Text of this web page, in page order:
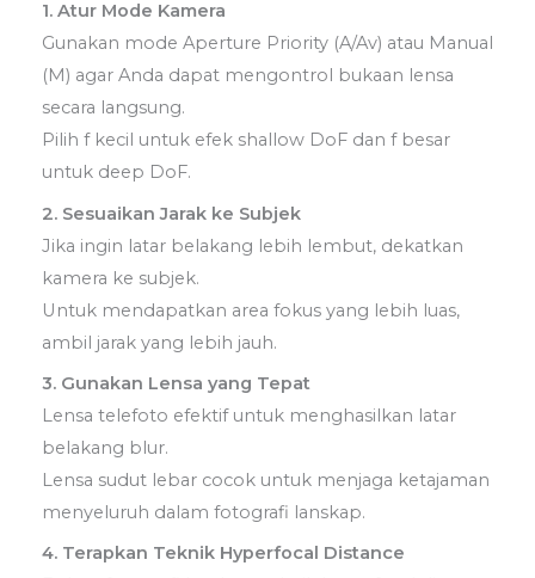
1. Atur Mode Kamera
Gunakan mode Aperture Priority (A/Av) atau Manual
(M) agar Anda dapat mengontrol bukaan lensa
secara langsung.
Pilih f kecil untuk efek shallow DoF dan f besar
untuk deep DoF.
2. Sesuaikan Jarak ke Subjek
Jika ingin latar belakang lebih lembut, dekatkan
kamera ke subjek.
Untuk mendapatkan area fokus yang lebih luas,
ambil jarak yang lebih jauh.
3. Gunakan Lensa yang Tepat
Lensa telefoto efektif untuk menghasilkan latar
belakang blur.
Lensa sudut lebar cocok untuk menjaga ketajaman
menyeluruh dalam fotografi lanskap.
4. Terapkan Teknik Hyperfocal Distance